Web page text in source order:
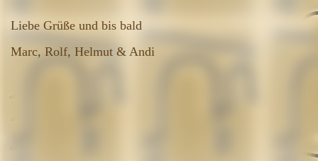
Liebe Grüße und bis bald
Marc, Rolf, Helmut & Andi